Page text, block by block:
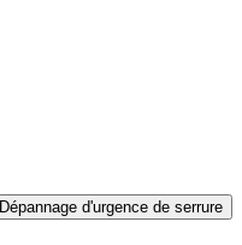
Dépannage d'urgence de serrure